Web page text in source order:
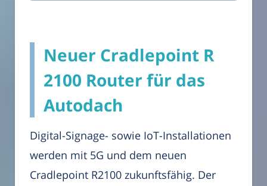
Neuer Cradlepoint R
2100 Router für das
Autodach
Digital-Signage- sowie IoT-Installationen
werden mit 5G und dem neuen
Cradlepoint R2100 zukunftsfähig. Der